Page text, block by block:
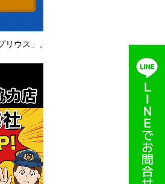
リウス」、ダイハツ「COO」 スマートキ